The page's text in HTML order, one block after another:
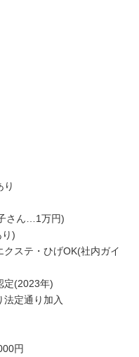
り
さん…1万円)
)
ステ・ひげOK(社内ガイ
定(2023年)
定通り加入
円